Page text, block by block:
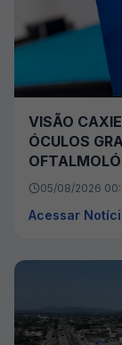
VISÃO
ÓCULOS
05/08/2026
Acessar